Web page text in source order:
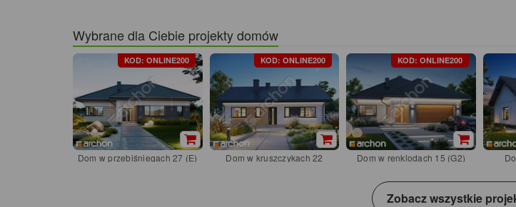
Wybrane dla Ciebie projekty domów
KOD: ONLINE200
Dom w przebiśniegach 27 (E)
KOD: ONLINE200
Dom w kruszczykach 22
KOD: ONLINE200
Dom w renklodach 15 (G2)
Zobacz wszystkie